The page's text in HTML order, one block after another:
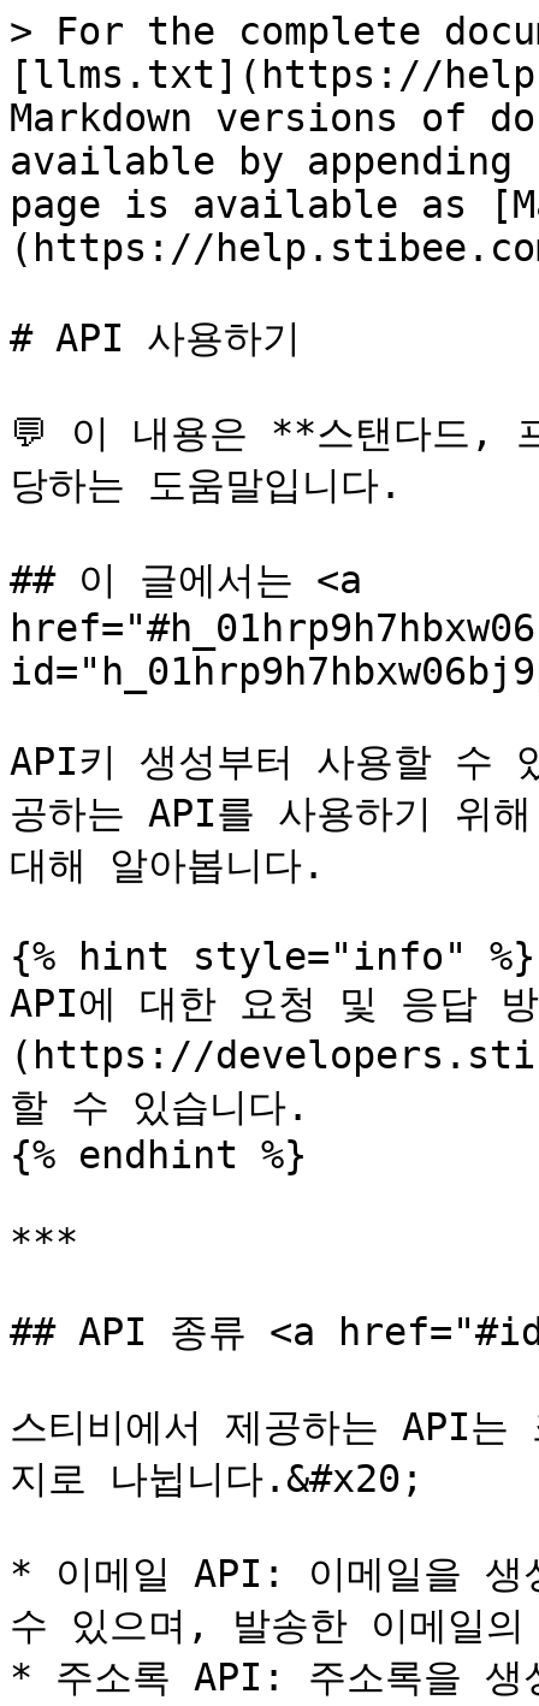
> For the complete
[llms.txt](https://
Markdown versions of
available by
page is available as
(https://
# API 사용하기
💬 이 내용은 **스탠다드,
당하는 도움말입니다.
## 이 글에서는 <a
API키 생성부터 사용할 수
공하는 API를 사용하기 위
대해 알아봅니다.
{% hint style="info" %}
API에 대한 요청 및 응답
(https://
할 수 있습니다.
{% endhint %}
***
## API 종류 <a
스티비에서 제공하는 API
지로 나뉩니다.&#x20;
* 이메일 API: 이메일을 생
수 있으며, 발송한 이메일
* 주소록 API: 주소록을 생